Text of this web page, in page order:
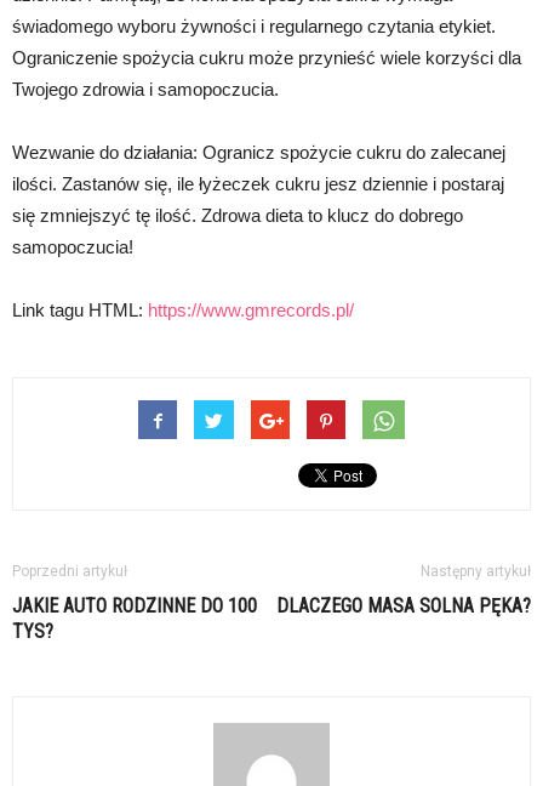
świadomego wyboru żywności i regularnego czytania etykiet.
Ograniczenie spożycia cukru może przynieść wiele korzyści dla
Twojego zdrowia i samopoczucia.
Wezwanie do działania: Ogranicz spożycie cukru do zalecanej
ilości. Zastanów się, ile łyżeczek cukru jesz dziennie i postaraj
się zmniejszyć tę ilość. Zdrowa dieta to klucz do dobrego
samopoczucia!
Link tagu HTML: https://www.gmrecords.pl/
Poprzedni artykuł
JAKIE AUTO RODZINNE DO 100
TYS?
Następny artykuł
DLACZEGO MASA SOLNA PĘKA?